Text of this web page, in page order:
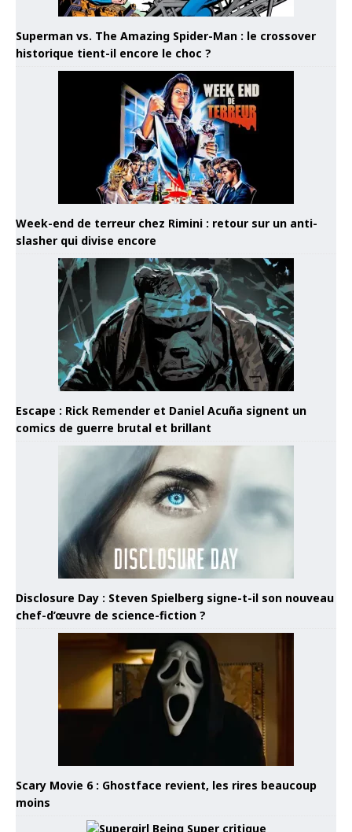
Superman vs. The Amazing Spider-Man : le crossover
historique tient-il encore le choc ?
Week-end de terreur chez Rimini : retour sur un anti-
slasher qui divise encore
Escape : Rick Remender et Daniel Acuña signent un
comics de guerre brutal et brillant
Disclosure Day : Steven Spielberg signe-t-il son nouveau
chef-d’œuvre de science-fiction ?
Scary Movie 6 : Ghostface revient, les rires beaucoup
moins